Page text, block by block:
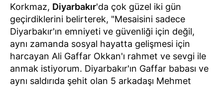
Korkmaz, Diyarbakır'da çok güzel iki gün
geçirdiklerini belirterek, "Mesaisini sadece
Diyarbakır'ın emniyeti ve güvenliği için değil,
aynı zamanda sosyal hayatta gelişmesi için
harcayan Ali Gaffar Okkan'ı rahmet ve sevgi ile
anmak istiyorum. Diyarbakır'ın Gaffar babası ve
aynı saldırıda şehit olan 5 arkadaşı Mehmet